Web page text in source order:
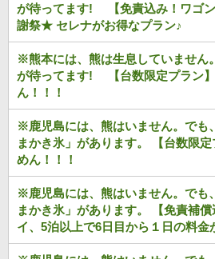
が待ってます! 【免責込み！ワゴ
謝祭★ セレナがお得なプラン♪
※熊本には、熊は生息していません
が待ってます! 【台数限定プラン
ん！！！
※鹿児島には、熊はいません。でも
まかき氷」があります。 【台数限
めん！！！
※鹿児島には、熊はいません。でも
まかき氷」があります。 【免責補
イ、5泊以上で6日目から１日の料金